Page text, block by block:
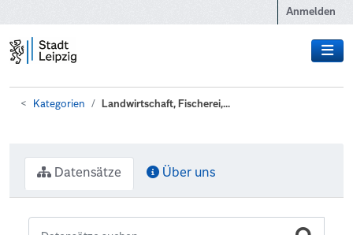
Anmelden
Kategorien Landwirtschaft, Fischerei,...
Datensätze Über uns